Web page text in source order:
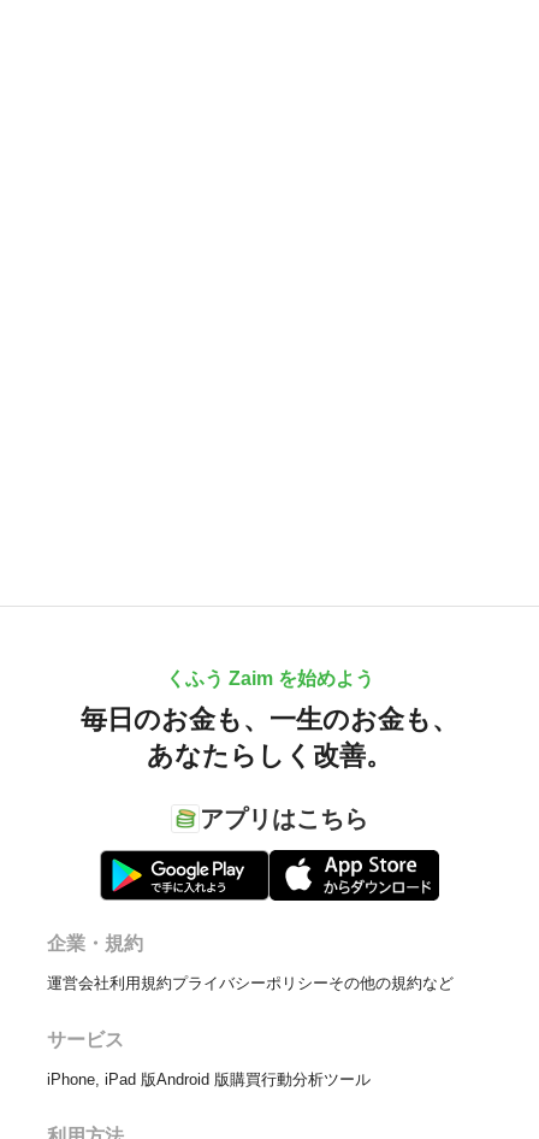
くふう Zaim を始めよう
毎日のお金も、 一生のお金も、
あなたらしく改善。
アプリはこちら
企業・規約
運営会社利用規約プライバシーポリシーその他の規約など
サービス
iPhone, iPad 版Android 版購買行動分析ツール